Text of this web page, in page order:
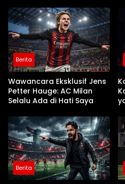
Berita
Wawancara Eksklusif Jens
Petter Hauge: AC Milan
Selalu Ada di Hati Saya
Berita